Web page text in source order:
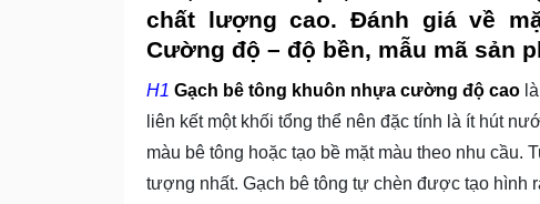
chất lượng cao. Đánh giá về
Cường độ – độ bền, mẫu mã sản
H1 Gạch bê tông khuôn nhựa cường độ cao
liên kết một khối tổng thể nên đặc tính là ít hút
màu bê tông hoặc tạo bề mặt màu theo nhu cầu.
tượng nhất. Gạch bê tông tự chèn được tạo hình